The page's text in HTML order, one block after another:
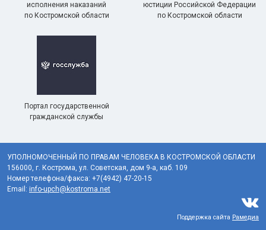
исполнения наказаний
по Костромской области
юстиции Российской Федерации
по Костромской области
Портал государственной
гражданской службы
УПОЛНОМОЧЕННЫЙ ПО ПРАВАМ ЧЕЛОВЕКА В КОСТРОМСКОЙ ОБЛАСТИ
156000, г. Кострома, ул. Советская, дом 9-а, каб. 109
Номер телефона/факса: +7(4942) 47-20-15
Email: info-upch@kostroma.net
Поддержка сайта Рамедиа